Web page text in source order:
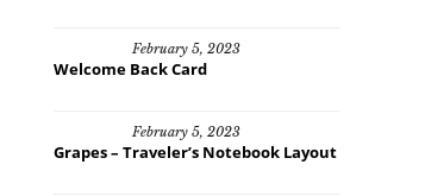
February 5, 2023
Welcome Back Card
February 5, 2023
Grapes – Traveler’s Notebook Layout